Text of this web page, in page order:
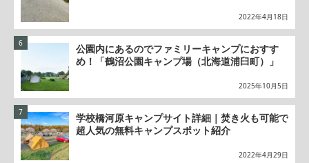
2022年4月18日
公園内にあるのでファミリーキャンプにおすす
め！「鶴沼公園キャンプ場（北海道浦臼町）」
2025年10月5日
学校橋河原キャンプサイト詳細｜焚き火も可能で
超人気の無料キャンプスポット紹介
2022年4月29日